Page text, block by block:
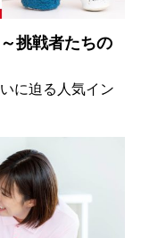
挑戦者たちの
に迫る人気イン